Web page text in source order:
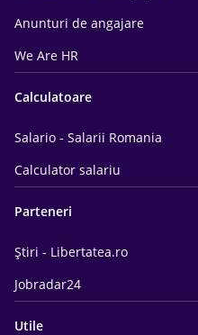
Anunturi de angajare
We Are HR
Calculatoare
Salario - Salarii Romania
Calculator salariu
Parteneri
Știri - Libertatea.ro
Jobradar24
Utile